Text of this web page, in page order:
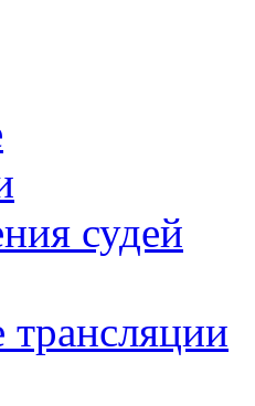
судей